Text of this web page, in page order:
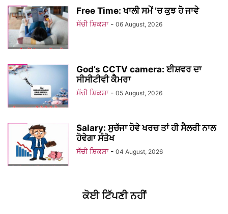
Free Time: ਖਾਲੀ ਸਮੇਂ ’ਚ ਕੁਝ ਹੋ ਜਾਵੇ
ਸੱਚੀ ਸ਼ਿਕਸ਼ਾ - 06 August, 2026
God’s CCTV camera: ਈਸ਼ਵਰ ਦਾ
ਸੀਸੀਟੀਵੀ ਕੈਮਰਾ
ਸੱਚੀ ਸ਼ਿਕਸ਼ਾ - 05 August, 2026
Salary: ਸੁਚੱਜਾ ਹੋਵੇ ਖਰਚ ਤਾਂ ਹੀ ਸੈਲਰੀ ਨਾਲ
ਹੋਵੇਗਾ ਸੰਤੋਖ
ਸੱਚੀ ਸ਼ਿਕਸ਼ਾ - 04 August, 2026
ਕੋਈ ਟਿੱਪਣੀ ਨਹੀਂ